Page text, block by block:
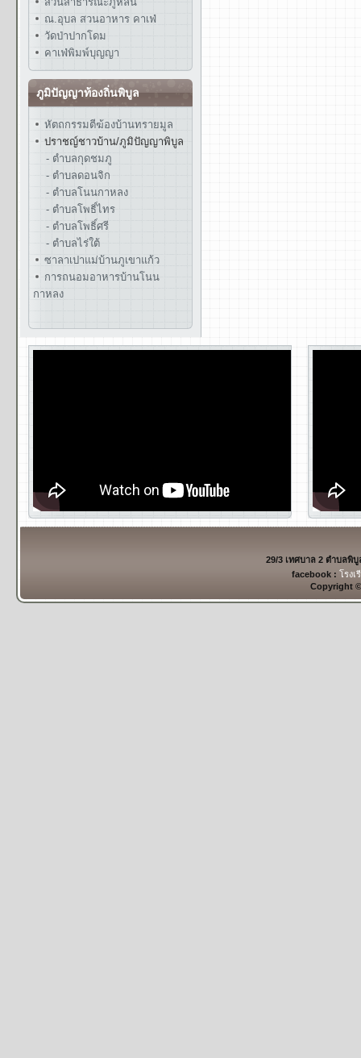
ณ.อุบล สวนอาหาร คาเฟ่
วัดป่าปากโดม
คาเฟ่พิมพ์บุญญา
ภูมิปัญญาท้องถิ่นพิบูล
หัตถกรรมตีฆ้องบ้านทรายมูล
ปราชญ์ชาวบ้าน/ภูมิปัญญาพิบูล
- ตำบลกุดชมภู
- ตำบลดอนจิก
- ตำบลโนนกาหลง
- ตำบลโพธิ์ไทร
- ตำบลโพธิ์ศรี
- ตำบลไร่ใต้
ซาลาเปาแม่บ้านภูเขาแก้ว
การถนอมอาหารบ้านโนน
กาหลง
29/3 เทศบาล 2 ตำบลพิ
facebook : โรงเ
Copyright